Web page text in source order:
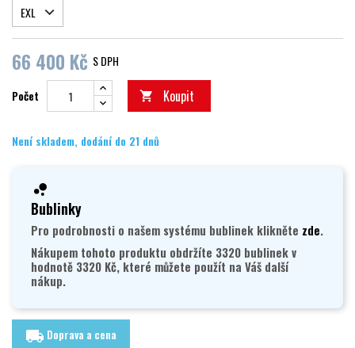
66 400 Kč S DPH
Počet  Koupit
Není skladem, dodání do 21 dnů
Bublinky
Pro podrobnosti o našem systému bublinek klikněte zde.
Nákupem tohoto produktu obdržíte 3320 bublinek v
hodnotě 3320 Kč, které můžete použít na Váš další
nákup.
local_shipping Doprava a cena